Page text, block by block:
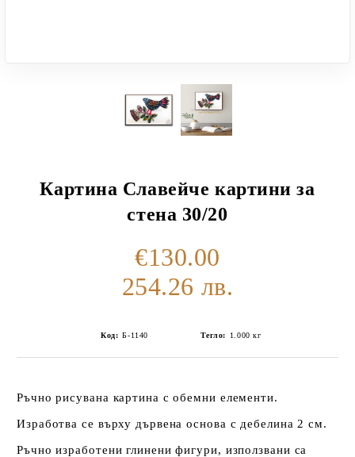
Картина Славейче картини за
стена 30/20
€130.00
254.26 лв.
Код: Б-1140 Тегло: 1.000 кг
Ръчно рисувана картина с обемни елементи.
Изработва се върху дървена основа с дебелина 2 см.
Ръчно изработени глинени фигури, използвани са